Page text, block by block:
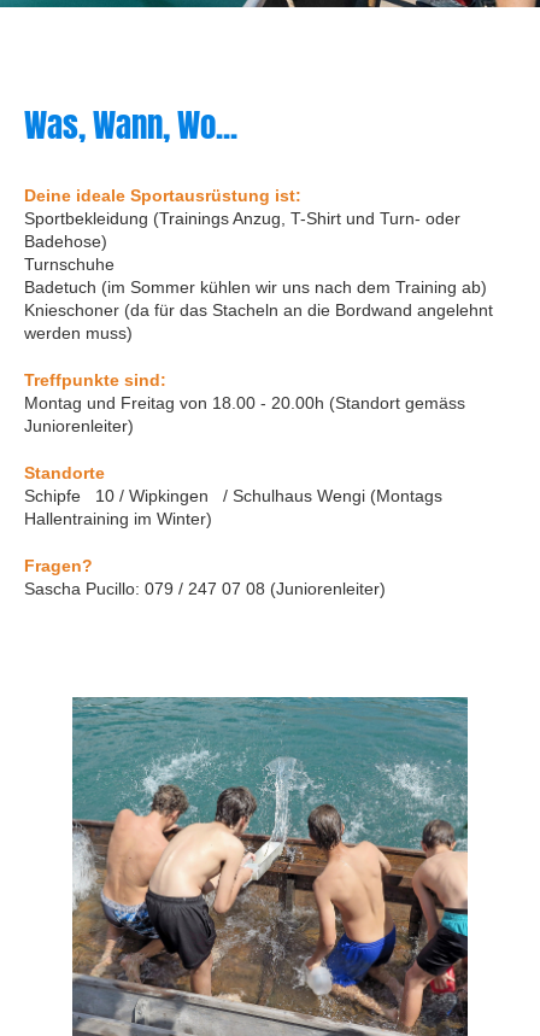
Was, Wann, Wo...
Deine ideale Sportausrüstung ist:
Sportbekleidung (Trainings Anzug, T-Shirt und Turn- oder
Badehose)
Turnschuhe
Badetuch (im Sommer kühlen wir uns nach dem Training ab)
Knieschoner (da für das Stacheln an die Bordwand angelehnt
werden muss)
Treffpunkte sind:
Montag und Freitag von 18.00 - 20.00h (Standort gemäss
Juniorenleiter)
Standorte
Schipfe 10 / Wipkingen / Schulhaus Wengi (Montags
Hallentraining im Winter)
Fragen?
Sascha Pucillo: 079 / 247 07 08 (Juniorenleiter)